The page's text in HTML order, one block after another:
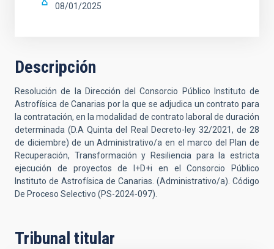
08/01/2025
Descripción
Resolución de la Dirección del Consorcio Público Instituto de
Astrofísica de Canarias por la que se adjudica un contrato para
la contratación, en la modalidad de contrato laboral de duración
determinada (D.A Quinta del Real Decreto-ley 32/2021, de 28
de diciembre) de un Administrativo/a en el marco del Plan de
Recuperación, Transformación y Resiliencia para la estricta
ejecución de proyectos de I+D+i en el Consorcio Público
Instituto de Astrofísica de Canarias. (Administrativo/a). Código
De Proceso Selectivo (PS-2024-097).
Tribunal titular